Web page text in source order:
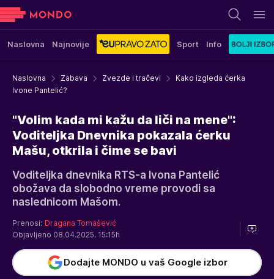
Naslovna Najnovije Sport Info
Naslovna Zabava Zvezde i tračevi
Kako izgleda ćerka
Ivone Pantelić?
"Volim kada mi kažu da liči na mene":
Voditeljka Dnevnika pokazala ćerku
Mašu, otkrila i čime se bavi
Voditeljka dnevnika RTS-a Ivona Pantelić
obožava da slobodno vreme provodi sa
naslednicom Mašom.
Prenosi: Dragana Tomašević
Objavljeno 08.04.2025. 15:15h
Dodajte MONDO u vaš Google izbor